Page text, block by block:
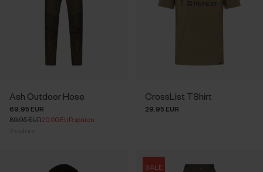
Ash Outdoor Hose
69.95 EUR
89.95 EUR20.00 EUR sparen
CrossList TShirt
29.95 EUR
SALE